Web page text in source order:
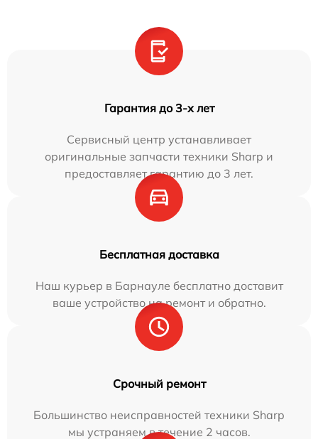
Гарантия до 3-х лет
Сервисный центр устанавливает
оригинальные запчасти техники Sharp и
предоставляет гарантию до 3 лет.
Бесплатная доставка
Наш курьер в Барнауле бесплатно доставит
ваше устройство на ремонт и обратно.
Срочный ремонт
Большинство неисправностей техники Sharp
мы устраняем в течение 2 часов.